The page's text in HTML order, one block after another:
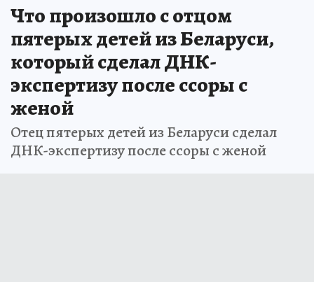
Что произошло с отцом
пятерых детей из Беларуси,
который сделал ДНК-
экспертизу после ссоры с
женой
Отец пятерых детей из Беларуси сделал
ДНК-экспертизу после ссоры с женой